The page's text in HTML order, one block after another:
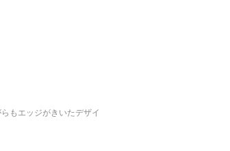
もエッジがきいたデザイ